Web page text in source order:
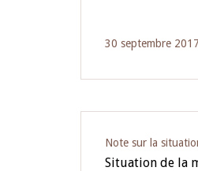
30 septembre 2017
Note sur la
Situation de la